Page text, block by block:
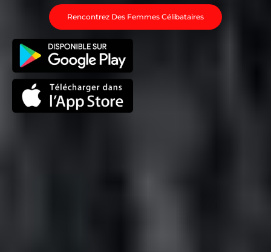
Rencontrez Des Femmes Célibataires